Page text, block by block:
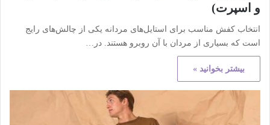
و اسپرت)
انتخاب کفش مناسب برای استایل‌های مردانه یکی از چالش‌های رایج
است که بسیاری از مردان با آن روبرو هستند. در…
بیشتر بخوانید »